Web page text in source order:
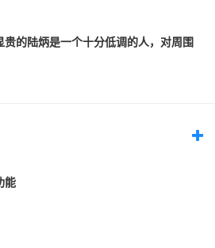
的陆炳是一个十分低调的人，对周围
能